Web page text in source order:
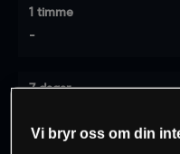
1 timme
-
7 dagar
Vi bryr oss om din